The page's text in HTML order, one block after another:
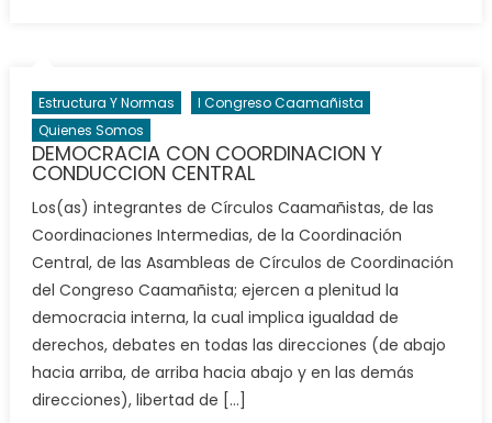
Estructura Y Normas
I Congreso Caamañista
Quienes Somos
DEMOCRACIA CON COORDINACION Y
CONDUCCION CENTRAL
Los(as) integrantes de Círculos Caamañistas, de las
Coordinaciones Intermedias, de la Coordinación
Central, de las Asambleas de Círculos de Coordinación
del Congreso Caamañista; ejercen a plenitud la
democracia interna, la cual implica igualdad de
derechos, debates en todas las direcciones (de abajo
hacia arriba, de arriba hacia abajo y en las demás
direcciones), libertad de […]